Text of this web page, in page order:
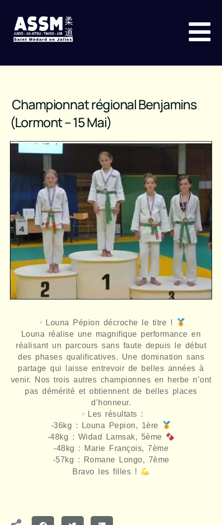
Championnat régional Benjamins
(Lormont – 15 Mai)
Louna Pépion décroche le titre !
Louna réalise une magnifique performance en
réalisant un parcours sans faute depuis le début
des phases qualificatives. Une domination sans
partage qui laisse entrevoir de belles années à
venir. Nos trois autres championnes en herbe n’ont
pas démérité et obtiennent de belles places
d’honneur.
Les résultats :
-36kg : Louna Pepion, 1ère
-48kg : Widad Lamsak, 5ème
-48kg : Marie François, 7ème
-57kg : Romane Longo, 7ème
Bravo les filles !